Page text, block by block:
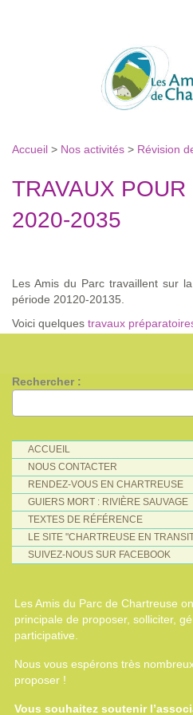
Accueil > Nos activités > Révision
TRAVAUX POUR
2020-2035
Les Amis du Parc travaillent sur
période 20120-20135.
Voici quelques travaux
Rechercher :
ACCUEIL
NOUS CONTACTER
RENDEZ-VOUS EN CHARTREUSE
GUIERS MORT : RIVIÈRE SAUVAGE
TEXTES DE RÉFÉRENCE
LE SITE "CHARTREUSE EN
SUIVEZ-NOUS SUR FACEBOOK
Les Amis du Parc de Chartreuse
principale de proposer, solliciter,
participative.
Nous vous espérons très
proposer !
Vous souhaitez soutenir